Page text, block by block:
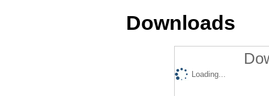
Downloads
Loading...